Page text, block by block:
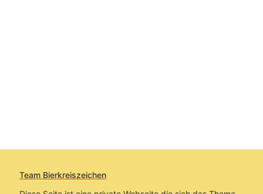
Team Bierkreiszeichen